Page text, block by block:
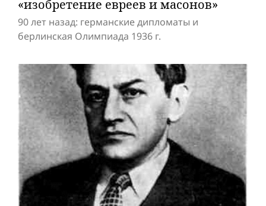
«изобретение евреев и масонов»
90 лет назад: германские дипломаты и
берлинская Олимпиада 1936 г.